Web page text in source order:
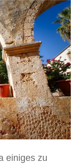
einiges zu